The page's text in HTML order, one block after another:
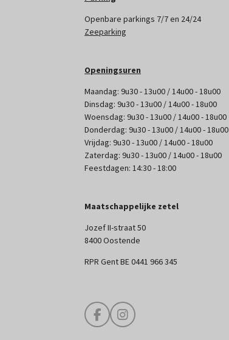
Openbare parkings 7/7 en 24/24
Zeeparking
Openingsuren
Maandag: 9u30 - 13u00 / 14u00 - 18u00
Dinsdag: 9u30 - 13u00 / 14u00 - 18u00
Woensdag: 9u30 - 13u00 / 14u00 - 18u00
Donderdag: 9u30 - 13u00 / 14u00 - 18u00
Vrijdag: 9u30 - 13u00 / 14u00 - 18u00
Zaterdag: 9u30 - 13u00 / 14u00 - 18u00
Feestdagen: 14:30 - 18:00
Maatschappelijke zetel
Jozef II-straat 50
8400 Oostende
RPR Gent BE 0441 966 345
F
a
I
n